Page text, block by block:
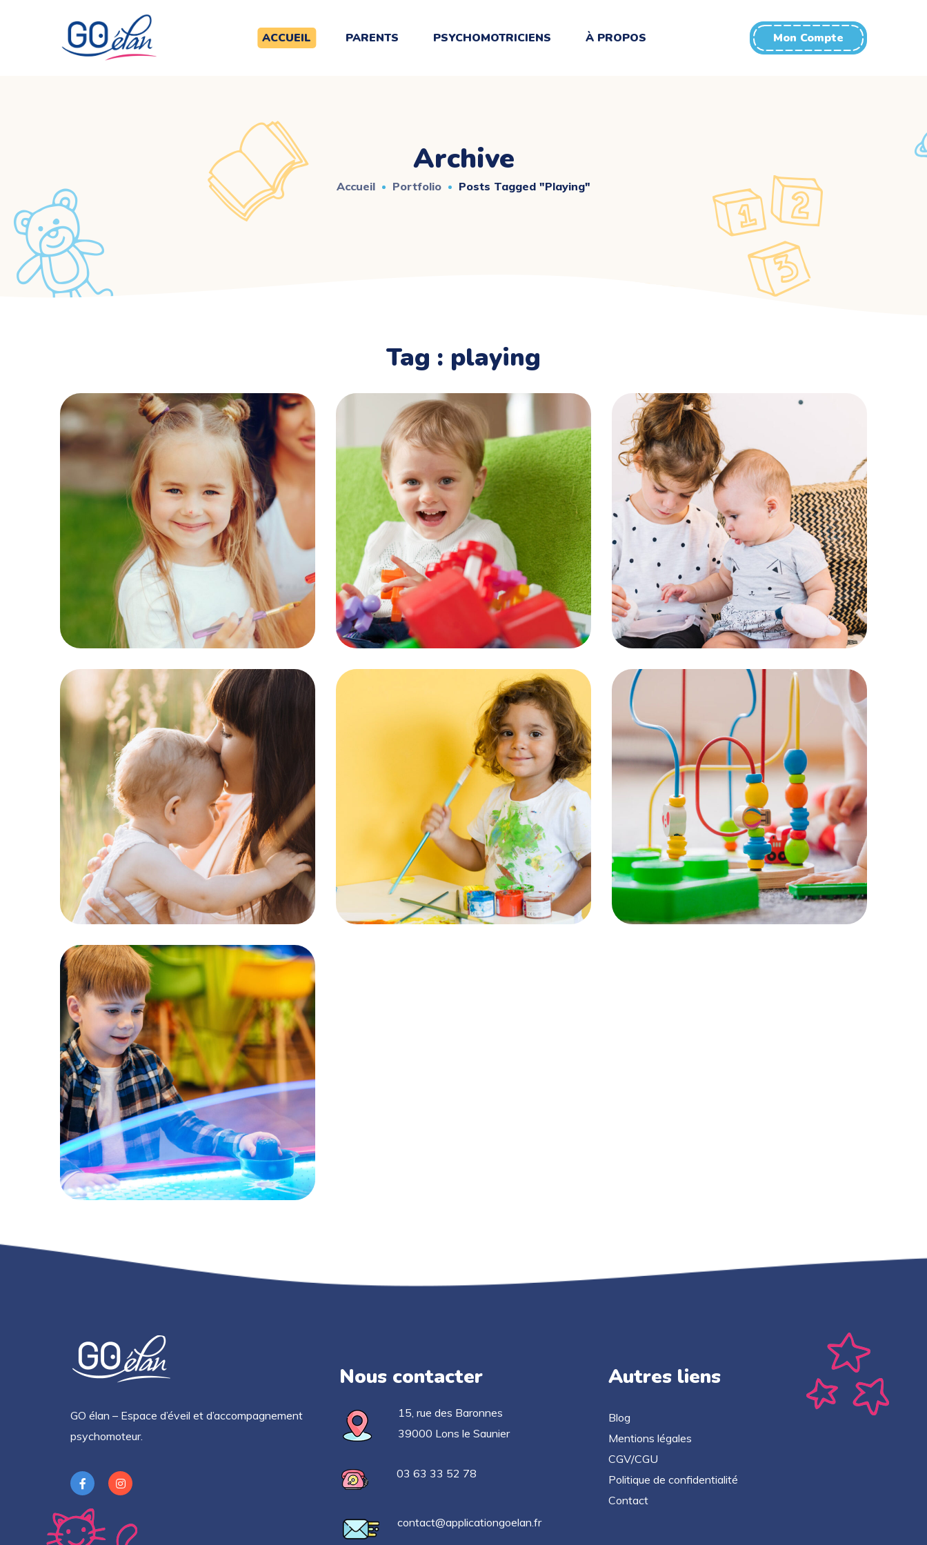
ACCUEIL PARENTS PSYCHOMOTRICIENS À PROPOS Mon Compte
Archive
Accueil Portfolio Posts Tagged "playing"
Tag : playing
Spectacles
MOTRICITÉ GLOBALE
Théatre
MOTRICITÉ FINE
Sécurité
MOTRICITÉ GLOBALE
Anniversaire
MOTRICITÉ GLOBALE
amusement
GÉNÉRALITÉS
Ateliers
MOTRICITÉ GLOBALE
Enfance
MOTRICITÉ FINE
GO élan – Espace d’éveil et d’accompagnement
psychomoteur.
Nous contacter
15, rue des Baronnes
39000 Lons le Saunier
03 63 33 52 78
contact@applicationgoelan.fr
Autres liens
Blog
Mentions légales
CGV/CGU
Politique de confidentialité
Contact